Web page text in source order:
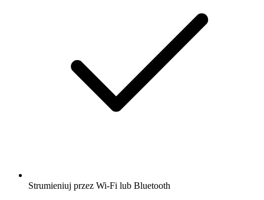
Strumieniuj przez Wi-Fi lub Bluetooth